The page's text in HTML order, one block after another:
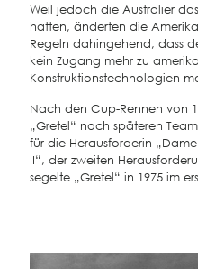
Weil jedoch die Australier
hatten, änderten die
Regeln dahingehend, dass
kein Zugang mehr zu
Konstruktionstechnologien
Nach den Cup-Rennen von
„Gretel“ noch späteren
für die Herausforderin
II“, der zweiten
segelte „Gretel“ in 1975 im